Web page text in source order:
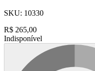
SKU: 10330
R$ 265,00
Indisponível